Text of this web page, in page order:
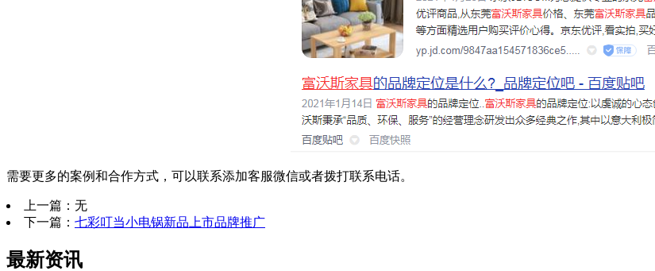
需要更多的案例和合作方式，可以联系添加客服微信或者拨打联系电话。
上一篇：无
下一篇： 七彩叮当小电锅新品上市品牌推广
最新资讯